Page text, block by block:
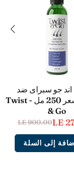
جو سبراى ضد
تساقط الشعر 250 مل - Twist
& Go
LE 900.00LE
إضافة إلى السلة